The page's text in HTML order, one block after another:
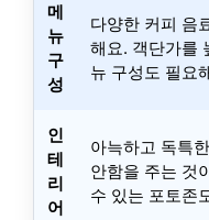
메
뉴
구
성
다양한 커피 음
해요. 객단가를
뉴 구성도 필요
인
테
리
어
아늑하고 독특
안함을 주는 것
수 있는 포토존